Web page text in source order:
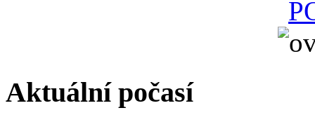
Aktuální počasí